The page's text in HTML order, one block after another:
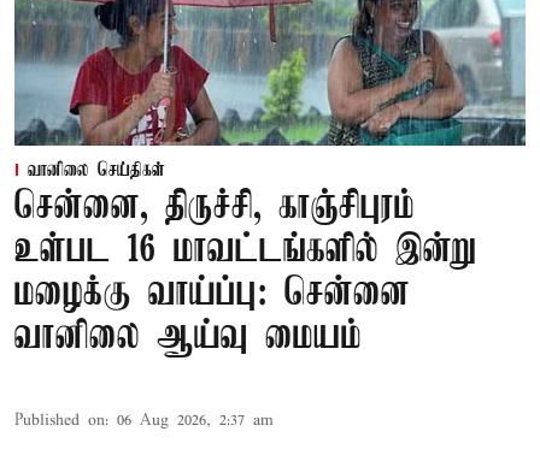
வானிலை செய்திகள்
சென்னை, திருச்சி, காஞ்சிபுரம்
உள்பட 16 மாவட்டங்களில் இன்று
மழைக்கு வாய்ப்பு: சென்னை
வானிலை ஆய்வு மையம்
Published on: 06 Aug 2026, 2:37 am